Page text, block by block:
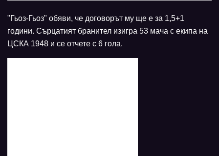
"Гьоз-Гьоз" обяви, че договорът му ще е за 1,5+1
години. Сърцатият бранител изигра 53 мача с екипа на
ЦСКА 1948 и се отчете с 6 гола.